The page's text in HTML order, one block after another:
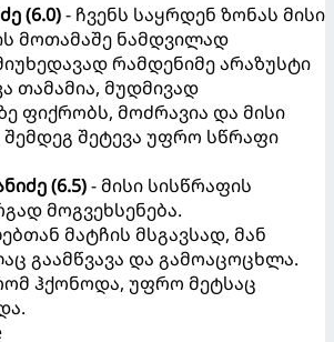
(6.0)- ჩვენს საყრდენ ზონას მისი
მოთამაშე ნამდვილად
რამდენიმე არაზუსტი
თამამია, მუდმივად
ფიქრობს, მოძრავია და მისი
შეტევა უფრო სწრაფი
(6.5)- მისი სისწრაფის
მოგვეხსენება.
მატჩის მსგავსად, მან
გაამწვავა და გამოაცოცხლა.
ჰქონოდა, უფრო მეტსაც